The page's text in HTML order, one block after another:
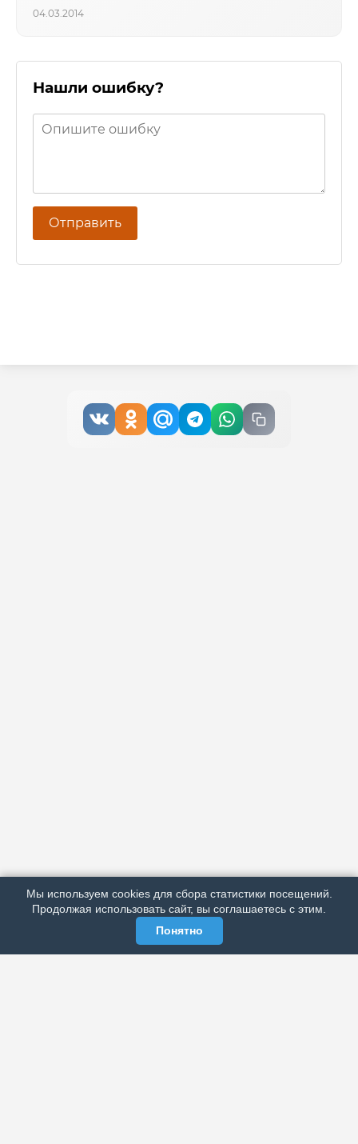
РЕКЛАМА У НАС
МЫ В СОЦСЕТЯХ
04.03.2014
Нашли ошибку?
Отправить
Мы используем cookies для сбора статистики посещений.
Продолжая использовать сайт, вы соглашаетесь с этим.
Понятно